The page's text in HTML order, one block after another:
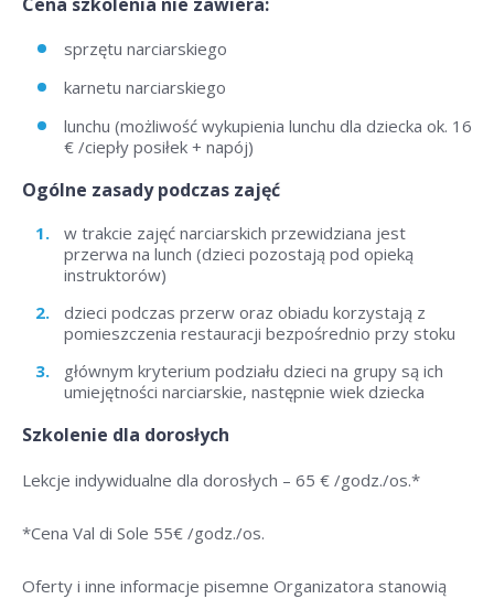
sprzętu narciarskiego
karnetu narciarskiego
lunchu (możliwość wykupienia lunchu dla dziecka ok. 16
€ /ciepły posiłek + napój)
Ogólne zasady podczas zajęć
w trakcie zajęć narciarskich przewidziana jest
przerwa na lunch (dzieci pozostają pod opieką
instruktorów)
dzieci podczas przerw oraz obiadu korzystają z
pomieszczenia restauracji bezpośrednio przy stoku
głównym kryterium podziału dzieci na grupy są ich
umiejętności narciarskie, następnie wiek dziecka
Szkolenie dla dorosłych
Lekcje indywidualne dla dorosłych – 65 € /godz./os.*
*Cena Val di Sole 55€ /godz./os.
Oferty i inne informacje pisemne Organizatora stanowią